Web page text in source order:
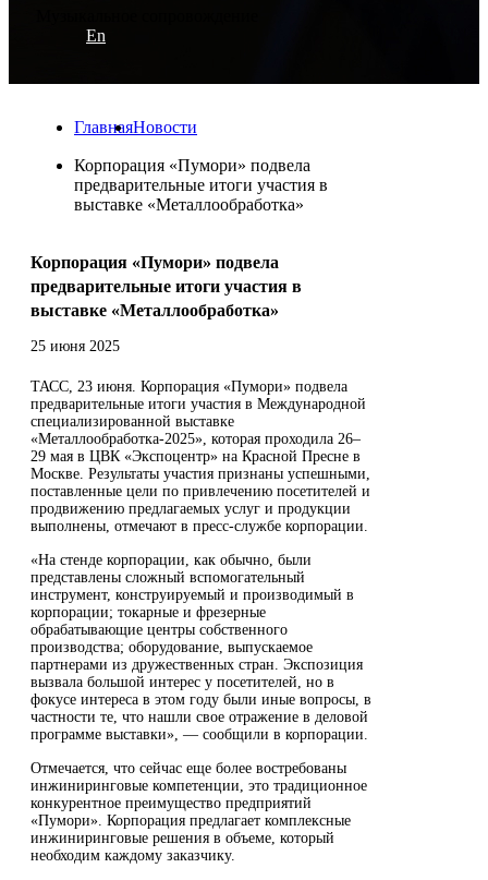
En
ГлавнаяНовости
Корпорация «Пумори» подвела
предварительные итоги участия в
выставке «Металлообработка»
Корпорация «Пумори» подвела
предварительные итоги участия в
выставке «Металлообработка»
25 июня 2025
ТАСС, 23 июня. Корпорация «Пумори» подвела
предварительные итоги участия в Международной
специализированной выставке
«Металлообработка-2025», которая проходила 26–
29 мая в ЦВК «Экспоцентр» на Красной Пресне в
Москве. Результаты участия признаны успешными,
поставленные цели по привлечению посетителей и
продвижению предлагаемых услуг и продукции
выполнены, отмечают в пресс-службе корпорации.
«На стенде корпорации, как обычно, были
представлены сложный вспомогательный
инструмент, конструируемый и производимый в
корпорации; токарные и фрезерные
обрабатывающие центры собственного
производства; оборудование, выпускаемое
партнерами из дружественных стран. Экспозиция
вызвала большой интерес у посетителей, но в
фокусе интереса в этом году были иные вопросы, в
частности те, что нашли свое отражение в деловой
программе выставки», — сообщили в корпорации.
Отмечается, что сейчас еще более востребованы
инжиниринговые компетенции, это традиционное
конкурентное преимущество предприятий
«Пумори». Корпорация предлагает комплексные
инжиниринговые решения в объеме, который
необходим каждому заказчику.